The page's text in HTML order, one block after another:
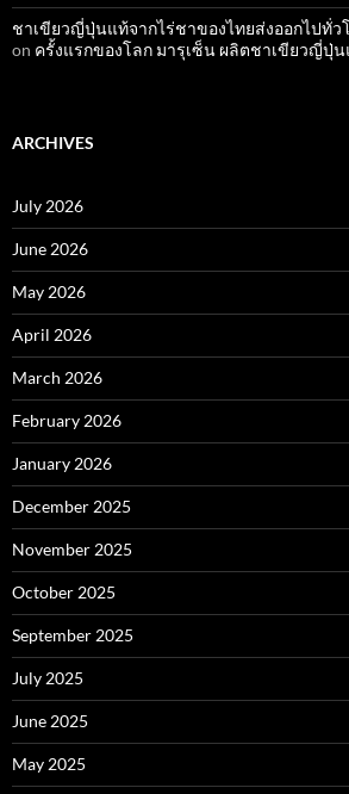
ชาเขียวญี่ปุ่นแท้จากไร่ชาของไทยส่งออกไปทั่ว
on ครั้งแรกของโลก มารุเซ็น ผลิตชาเขียวญี่ปุ่
ARCHIVES
July 2026
June 2026
May 2026
April 2026
March 2026
February 2026
January 2026
December 2025
November 2025
October 2025
September 2025
July 2025
June 2025
May 2025